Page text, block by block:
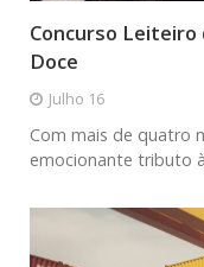
Concurso Leiteiro
Doce
Julho 16
Com mais de quatro
emocionante tributo